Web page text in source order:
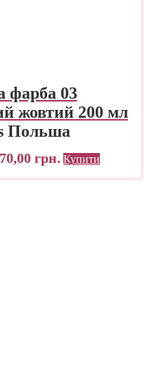
фарба 03
жовтий 200 мл
Польша
грн. Купити